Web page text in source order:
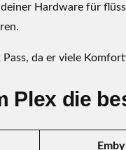
Hardware für
da er viele
Plex die
Emby